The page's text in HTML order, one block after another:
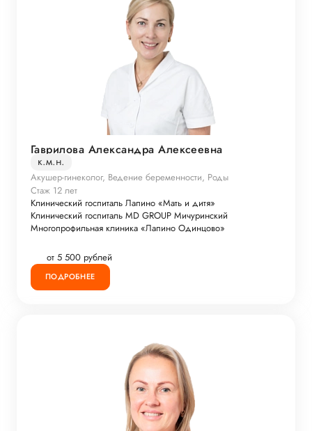
Гаврилова Александра Алексеевна
к.м.н.
Акушер-гинеколог, Ведение беременности, Роды
Стаж 12 лет
Клинический госпиталь Лапино «Мать и дитя»
Клинический госпиталь MD GROUP Мичуринский
Многопрофильная клиника «Лапино Одинцово»
от 5 500 рублей
ПОДРОБНЕЕ